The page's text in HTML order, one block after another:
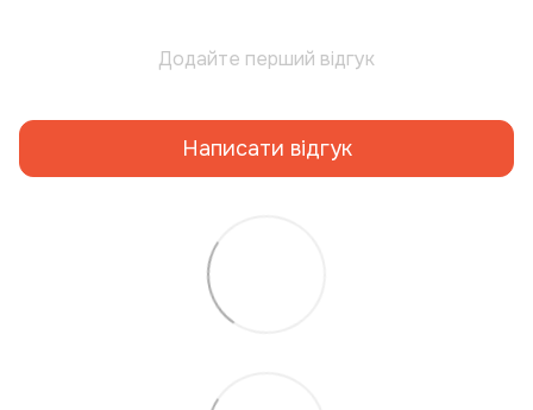
Додайте перший відгук
Написати відгук